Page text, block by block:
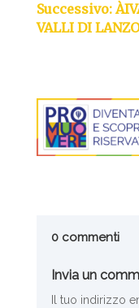
Successivo:
VALLI DI LANZO
0 commenti
Invia un
Il tuo indirizzo